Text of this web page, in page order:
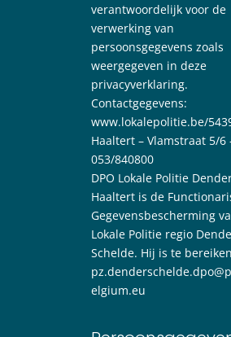
verantwoordelijk voor de
verwerking van
persoonsgegevens zoals
weergegeven in deze
privacyverklaring.
Contactgegevens:
www.lokalepolitie.be/
Haaltert – Vlamstraat 5/6
053/840800
DPO Lokale Politie
Haaltert is de
Gegevensbescherming
Lokale Politie regio
Schelde. Hij is te
elgium.eu